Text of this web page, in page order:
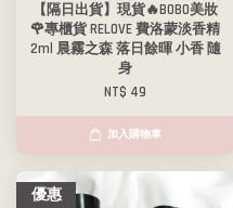
【隔日出貨】現貨🔥BOBO美妝
🌹專櫃貨 RELOVE 費洛蒙淡香精
2ml 晨霧之森 落日餘暉 小香 隨
身
NT$ 49
加入購物車
優惠